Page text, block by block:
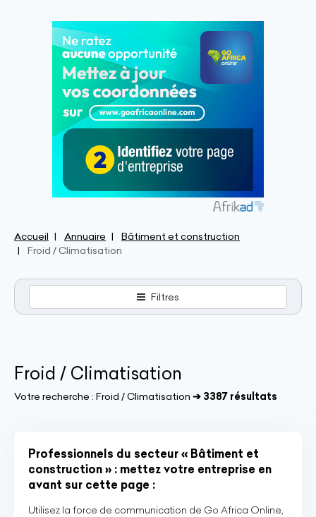
Accueil Annuaire
Bâtiment et construction
Froid / Climatisation
Filtres
Froid / Climatisation
Votre recherche : Froid / Climatisation ➔ 3387 résultats
Professionnels du secteur « Bâtiment et
construction » : mettez votre entreprise en
avant sur cette page :
Utilisez la force de communication de Go Africa Online,